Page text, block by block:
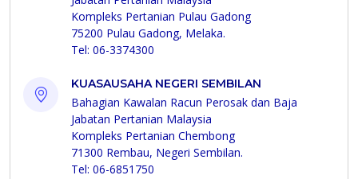
Kompleks Pertanian Pulau Gadong
75200 Pulau Gadong, Melaka.
Tel: 06-3374300
KUASAUSAHA NEGERI SEMBILAN
Bahagian Kawalan Racun Perosak dan Baja
Jabatan Pertanian Malaysia
Kompleks Pertanian Chembong
71300 Rembau, Negeri Sembilan.
Tel: 06-6851750